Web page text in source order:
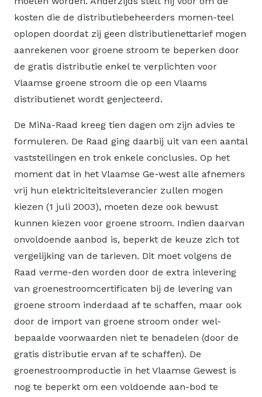
kosten die de distributiebeheerders momen-teel
oplopen doordat zij geen distributienettarief mogen
aanrekenen voor groene stroom te beperken door
de gratis distributie enkel te verplichten voor
Vlaamse groene stroom die op een Vlaams
distributienet wordt genjecteerd.
De MiNa-Raad kreeg tien dagen om zijn advies te
formuleren. De Raad ging daarbij uit van een aantal
vaststellingen en trok enkele conclusies. Op het
moment dat in het Vlaamse Ge-west alle afnemers
vrij hun elektriciteitsleverancier zullen mogen
kiezen (1 juli 2003), moeten deze ook bewust
kunnen kiezen voor groene stroom. Indien daarvan
onvoldoende aanbod is, beperkt de keuze zich tot
vergelijking van de tarieven. Dit moet volgens de
Raad verme-den worden door de extra inlevering
van groenestroomcertificaten bij de levering van
groene stroom inderdaad af te schaffen, maar ook
door de import van groene stroom onder wel-
bepaalde voorwaarden niet te benadelen (door de
gratis distributie ervan af te schaffen). De
groenestroomproductie in het Vlaamse Gewest is
nog te beperkt om een voldoende aan-bod te